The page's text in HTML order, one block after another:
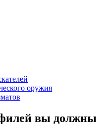
вы должны